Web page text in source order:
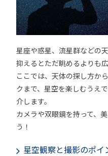
星座や惑星、流星群などの
抑えるとただ眺めるよりも
ここでは、天体の探し方か
クまで、星空を楽しむうえ
介します。
カメラや双眼鏡を持って、
う！
星空観察と撮影のポイ